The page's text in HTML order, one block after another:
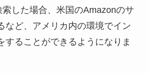
索した場合、米国のAmazonのサ
など、アメリカ内の環境でイン
することができるようになりま